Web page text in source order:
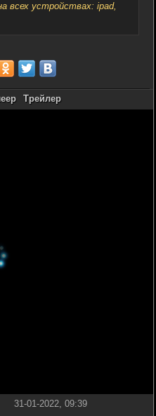
всех устройствах: ipad,
Трейлер
31-01-2022, 09:39